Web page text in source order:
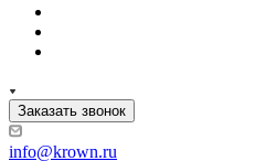
Заказать звонок
info@krown.ru